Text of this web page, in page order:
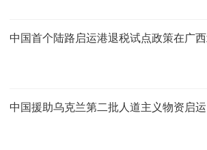
中国首个陆路启运港退税试点政策在广
中国援助乌克兰第二批人道主义物资启运